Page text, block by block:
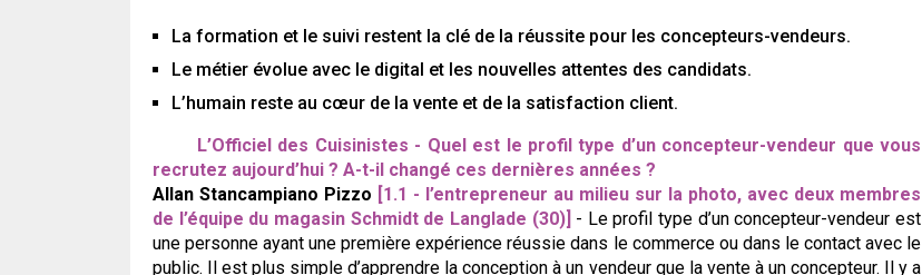
La formation et le suivi restent la clé de la réussite pour les concepteurs-vendeurs.
Le métier évolue avec le digital et les nouvelles attentes des candidats.
L’humain reste au cœur de la vente et de la satisfaction client.
L’Officiel des Cuisinistes - Quel est le profil type d’un concepteur-vendeur que vous
recrutez aujourd’hui ? A-t-il changé ces dernières années ?
Allan Stancampiano Pizzo [1.1 - l’entrepreneur au milieu sur la photo, avec deux membres
de l’équipe du magasin Schmidt de Langlade (30)] - Le profil type d’un concepteur-vendeur est
une personne ayant une première expérience réussie dans le commerce ou dans le contact avec le
public. Il est plus simple d’apprendre la conception à un vendeur que la vente à un concepteur. Il y a